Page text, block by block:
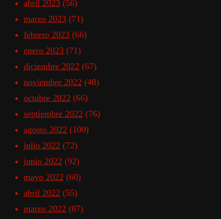
abril 2023 (56)
marzo 2023 (71)
febrero 2023 (66)
enero 2023 (71)
diciembre 2022 (67)
noviembre 2022 (48)
octubre 2022 (66)
septiembre 2022 (76)
agosto 2022 (100)
julio 2022 (72)
junio 2022 (92)
mayo 2022 (60)
abril 2022 (55)
marzo 2022 (87)